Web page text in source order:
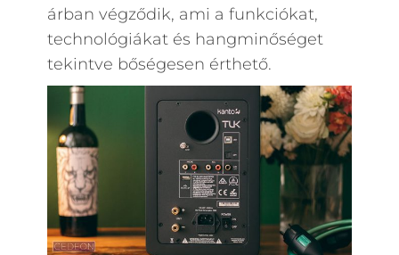
árban végződik, ami a funkciókat,
technológiákat és hangminőséget
tekintve bőségesen érthető.